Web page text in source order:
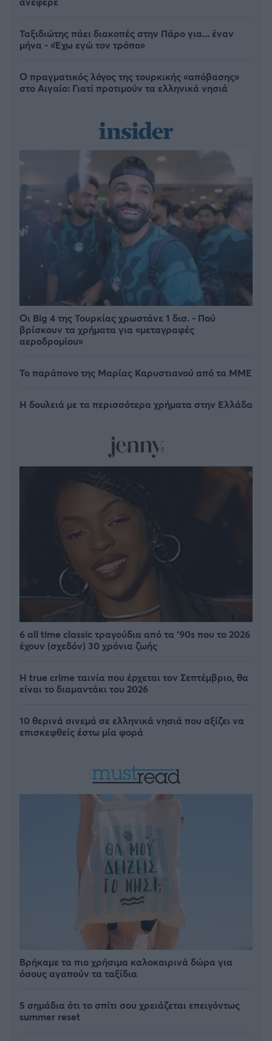
Ταξιδιώτης πάει διακοπές στην Πάρο για... έναν
μήνα - «Έχω εγώ τον τρόπο»
Ο πραγματικός λόγος της τουρκικής «απόβασης»
στο Αιγαίο: Γιατί προτιμούν τα ελληνικά νησιά
Οι Big 4 της Τουρκίας χρωστάνε 1 δισ. - Πού
βρίσκουν τα χρήματα για «μεταγραφές
αεροδρομίου»
Το παράπονο της Μαρίας Καρυστιανού από τα ΜΜΕ
Η δουλειά με τα περισσότερα χρήματα στην Ελλάδα
6 all time classic τραγούδια από τα ‘90s που το 2026
έχουν (σχεδόν) 30 χρόνια ζωής
Η true crime ταινία που έρχεται τον Σεπτέμβριο, θα
είναι το διαμαντάκι του 2026
10 θερινά σινεμά σε ελληνικά νησιά που αξίζει να
επισκεφθείς έστω μία φορά
Βρήκαμε τα πιο χρήσιμα καλοκαιρινά δώρα για
όσους αγαπούν τα ταξίδια
5 σημάδια ότι το σπίτι σου χρειάζεται επειγόντως
summer reset